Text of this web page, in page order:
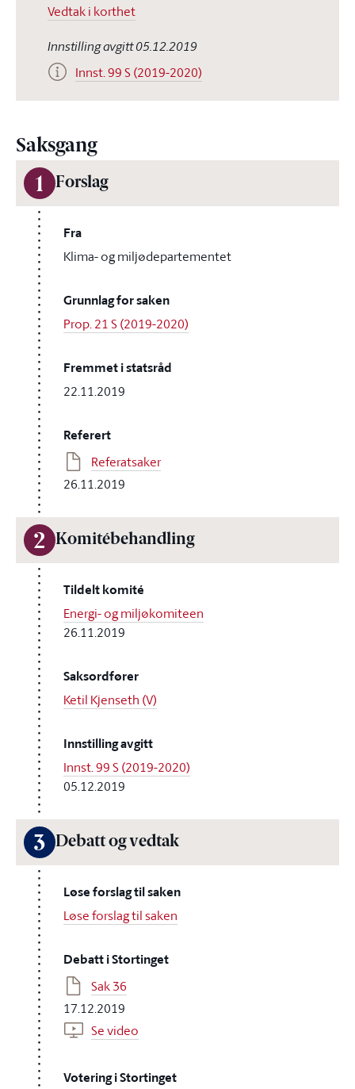
Vedtak i korthet
Innstilling avgitt 05.12.2019
Innst. 99 S (2019-2020)
Saksgang
1 Forslag
Fra
Klima- og miljødepartementet
Grunnlag for saken
Prop. 21 S (2019-2020)
Fremmet i statsråd
22.11.2019
Referert
Referatsaker
26.11.2019
2 Komitébehandling
Tildelt komité
Energi- og miljøkomiteen
26.11.2019
Saksordfører
Ketil Kjenseth (V)
Innstilling avgitt
Innst. 99 S (2019-2020)
05.12.2019
3 Debatt og vedtak
Løse forslag til saken
Løse forslag til saken
Debatt i Stortinget
Sak 36
17.12.2019
Se video
Votering i Stortinget